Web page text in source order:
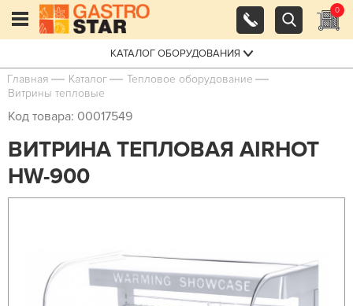
0
КАТАЛОГ ОБОРУДОВАНИЯ
Главная Каталог
Тепловое оборудование
Витрины тепловые
Код товара: 00017549
ВИТРИНА ТЕПЛОВАЯ AIRHOT
HW-900